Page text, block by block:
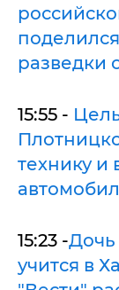
разведки
15:55 -
технику
15:23 -Дочь
учится в